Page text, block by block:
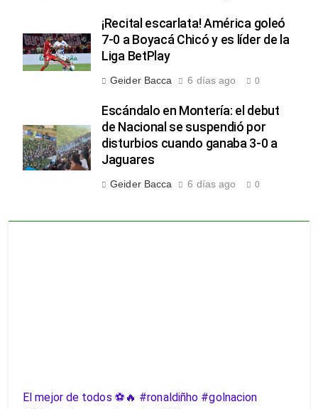
¡Recital escarlata! América goleó
7-0 a Boyacá Chicó y es líder de la
Liga BetPlay
Geider Bacca 6 días ago 0
Escándalo en Montería: el debut
de Nacional se suspendió por
disturbios cuando ganaba 3-0 a
Jaguares
Geider Bacca 6 días ago 0
El mejor de todos ⚽️🔥 #ronaldiñho #golnacion